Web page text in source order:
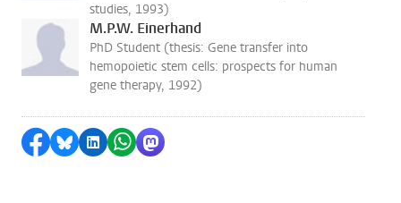
studies, 1993)
M.P.W. Einerhand
PhD Student (thesis: Gene transfer into
hemopoietic stem cells: prospects for human
gene therapy, 1992)
Delen op Facebook
Delen via Bluesky
Delen op LinkedIn
Delen via WhatsApp
Delen via Mastodon